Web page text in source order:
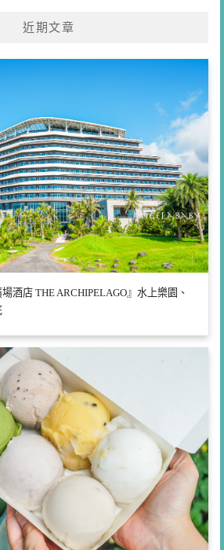
近期文章
酒店 THE ARCHIPELAGO』水上樂園、